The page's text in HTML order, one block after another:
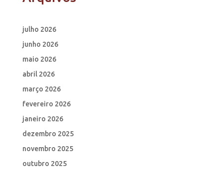
julho 2026
junho 2026
maio 2026
abril 2026
março 2026
fevereiro 2026
janeiro 2026
dezembro 2025
novembro 2025
outubro 2025